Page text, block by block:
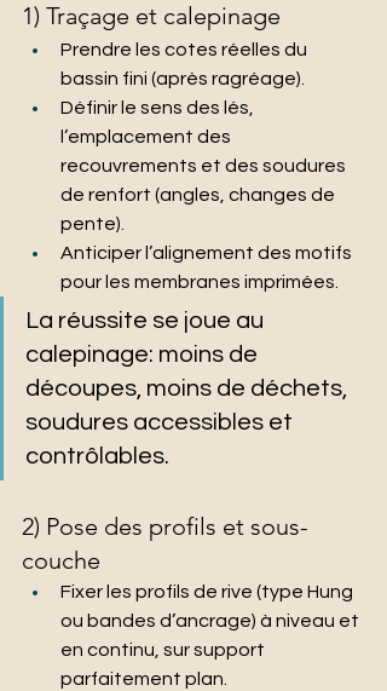
1) Traçage et calepinage
Prendre les cotes réelles du
bassin fini (après ragréage).
Définir le sens des lés,
l’emplacement des
recouvrements et des soudures
de renfort (angles, changes de
pente).
Anticiper l’alignement des motifs
pour les membranes imprimées.
La réussite se joue au
calepinage: moins de
découpes, moins de déchets,
soudures accessibles et
contrôlables.
2) Pose des profils et sous-
couche
Fixer les profils de rive (type Hung
ou bandes d’ancrage) à niveau et
en continu, sur support
parfaitement plan.